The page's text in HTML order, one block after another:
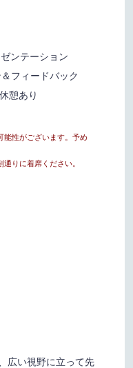
ンテーション
フィードバック
憩あり
能性がございます。予め
りに着席ください。
広い視野に立って先